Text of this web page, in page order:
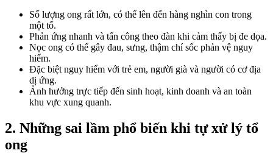
Số lượng ong rất lớn, có thể lên đến hàng nghìn con trong
một tổ.
Phản ứng nhanh và tấn công theo đàn khi cảm thấy bị đe dọa.
Nọc ong có thể gây đau, sưng, thậm chí sốc phản vệ nguy
hiểm.
Đặc biệt nguy hiểm với trẻ em, người già và người có cơ địa
dị ứng.
Ảnh hưởng trực tiếp đến sinh hoạt, kinh doanh và an toàn
khu vực xung quanh.
2. Những sai lầm phổ biến khi tự xử lý tổ
ong